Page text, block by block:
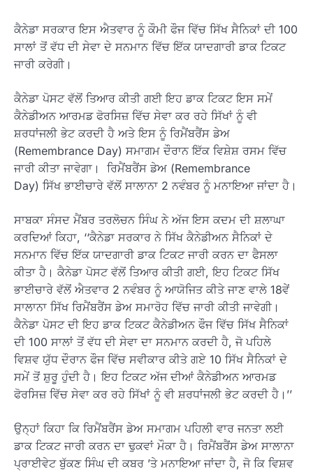
ਕੈਨੇਡਾ ਸਰਕਾਰ ਇਸ ਐਤਵਾਰ ਨੂੰ ਕੌਮੀ ਫੌਜ ਵਿੱਚ ਸਿੱਖ ਸੈਨਿਕਾਂ ਦੀ 100
ਸਾਲਾਂ ਤੋਂ ਵੱਧ ਦੀ ਸੇਵਾ ਦੇ ਸਨਮਾਨ ਵਿੱਚ ਇੱਕ ਯਾਦਗਾਰੀ ਡਾਕ ਟਿਕਟ
ਜਾਰੀ ਕਰੇਗੀ।
ਕੈਨੇਡਾ ਪੋਸਟ ਵੱਲੋਂ ਤਿਆਰ ਕੀਤੀ ਗਈ ਇਹ ਡਾਕ ਟਿਕਟ ਇਸ ਸਮੇਂ
ਕੈਨੇਡੀਅਨ ਆਰਮਡ ਫੋਰਸਿਜ਼ ਵਿੱਚ ਸੇਵਾ ਕਰ ਰਹੇ ਸਿੱਖਾਂ ਨੂੰ ਵੀ
ਸ਼ਰਧਾਂਜਲੀ ਭੇਟ ਕਰਦੀ ਹੈ ਅਤੇ ਇਸ ਨੂੰ ਰਿਮੈਂਬਰੈਂਸ ਡੇਅ
(Remembrance Day) ਸਮਾਗਮ ਦੌਰਾਨ ਇੱਕ ਵਿਸ਼ੇਸ਼ ਰਸਮ ਵਿੱਚ
ਜਾਰੀ ਕੀਤਾ ਜਾਵੇਗਾ। ਰਿਮੈਂਬਰੈਂਸ ਡੇਅ (Remembrance
Day) ਸਿੱਖ ਭਾਈਚਾਰੇ ਵੱਲੋਂ ਸਾਲਾਨਾ 2 ਨਵੰਬਰ ਨੂੰ ਮਨਾਇਆ ਜਾਂਦਾ ਹੈ।
ਸਾਬਕਾ ਸੰਸਦ ਮੈਂਬਰ ਤਰਲੋਚਨ ਸਿੰਘ ਨੇ ਅੱਜ ਇਸ ਕਦਮ ਦੀ ਸ਼ਲਾਘਾ
ਕਰਦਿਆਂ ਕਿਹਾ, ‘‘ਕੈਨੇਡਾ ਸਰਕਾਰ ਨੇ ਸਿੱਖ ਕੈਨੇਡੀਅਨ ਸੈਨਿਕਾਂ ਦੇ
ਸਨਮਾਨ ਵਿੱਚ ਇੱਕ ਯਾਦਗਾਰੀ ਡਾਕ ਟਿਕਟ ਜਾਰੀ ਕਰਨ ਦਾ ਫੈਸਲਾ
ਕੀਤਾ ਹੈ। ਕੈਨੇਡਾ ਪੋਸਟ ਵੱਲੋਂ ਤਿਆਰ ਕੀਤੀ ਗਈ, ਇਹ ਟਿਕਟ ਸਿੱਖ
ਭਾਈਚਾਰੇ ਵੱਲੋਂ ਐਤਵਾਰ 2 ਨਵੰਬਰ ਨੂੰ ਆਯੋਜਿਤ ਕੀਤੇ ਜਾਣ ਵਾਲੇ 18ਵੇਂ
ਸਾਲਾਨਾ ਸਿੱਖ ਰਿਮੈਂਬਰੈਂਸ ਡੇਅ ਸਮਾਰੋਹ ਵਿੱਚ ਜਾਰੀ ਕੀਤੀ ਜਾਵੇਗੀ।
ਕੈਨੇਡਾ ਪੋਸਟ ਦੀ ਇਹ ਡਾਕ ਟਿਕਟ ਕੈਨੇਡੀਅਨ ਫੌਜ ਵਿੱਚ ਸਿੱਖ ਸੈਨਿਕਾਂ
ਦੀ 100 ਸਾਲਾਂ ਤੋਂ ਵੱਧ ਦੀ ਸੇਵਾ ਦਾ ਸਨਮਾਨ ਕਰਦੀ ਹੈ, ਜੋ ਪਹਿਲੇ
ਵਿਸ਼ਵ ਯੁੱਧ ਦੌਰਾਨ ਫੌਜ ਵਿੱਚ ਸਵੀਕਾਰ ਕੀਤੇ ਗਏ 10 ਸਿੱਖ ਸੈਨਿਕਾਂ ਦੇ
ਸਮੇਂ ਤੋਂ ਸ਼ੁਰੂ ਹੁੰਦੀ ਹੈ। ਇਹ ਟਿਕਟ ਅੱਜ ਦੀਆਂ ਕੈਨੇਡੀਅਨ ਆਰਮਡ
ਫੋਰਸਿਜ਼ ਵਿੱਚ ਸੇਵਾ ਕਰ ਰਹੇ ਸਿੱਖਾਂ ਨੂੰ ਵੀ ਸ਼ਰਧਾਂਜਲੀ ਭੇਟ ਕਰਦੀ ਹੈ।’’
ਉਨ੍ਹਾਂ ਕਿਹਾ ਕਿ ਰਿਮੈਂਬਰੈਂਸ ਡੇਅ ਸਮਾਗਮ ਪਹਿਲੀ ਵਾਰ ਜਨਤਾ ਲਈ
ਡਾਕ ਟਿਕਟ ਜਾਰੀ ਕਰਨ ਦਾ ਢੁਕਵਾਂ ਮੌਕਾ ਹੈ। ਰਿਮੈਂਬਰੈਂਸ ਡੇਅ ਸਾਲਾਨਾ
ਪ੍ਰਾਈਵੇਟ ਬੁੱਕਣ ਸਿੰਘ ਦੀ ਕਬਰ ’ਤੇ ਮਨਾਇਆ ਜਾਂਦਾ ਹੈ, ਜੋ ਕਿ ਵਿਸ਼ਵ